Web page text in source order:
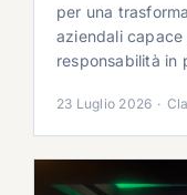
per una
aziendali
responsabilità in
23 Luglio 2026 ·